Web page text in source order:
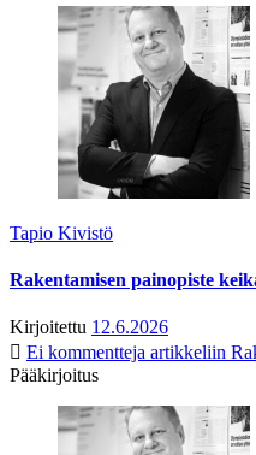
Tapio Kivistö
Rakentamisen painopiste
Kirjoitettu 12.6.2026
Ei kommentteja artikkeliin
Pääkirjoitus